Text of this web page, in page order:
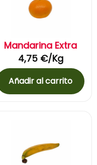
Mandarina Extra
4,75 €/Kg
Añadir al carrito